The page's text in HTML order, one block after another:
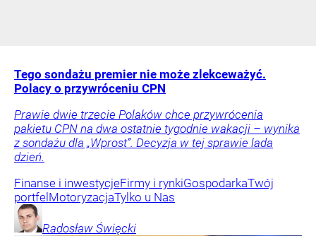
Tego sondażu premier nie może zlekceważyć.
Polacy o przywróceniu CPN
Prawie dwie trzecie Polaków chce przywrócenia
pakietu CPN na dwa ostatnie tygodnie wakacji – wynika
z sondażu dla „Wprost”. Decyzja w tej sprawie lada
dzień.
Finanse i inwestycjeFirmy i rynkiGospodarkaTwój
portfelMotoryzacjaTylko u Nas
Radosław Święcki